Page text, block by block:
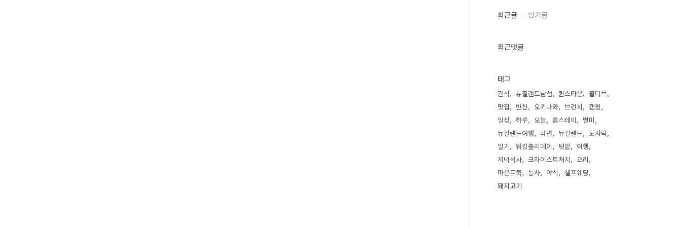
최근글 인기글
최근댓글
태그
간식 뉴질랜드남섬 퀸스타운
몰디브
맛집
반찬 오키나와 브런치
캠핑
일상
하루 오늘 홈스테이
별미
뉴질랜드여행
라면 뉴질랜드
도시락
일기
워킹홀리데이 텃밭
여행
저녁식사
크라이스트처치
요리
마운트쿡
농사 야식
셀프웨딩
돼지고기